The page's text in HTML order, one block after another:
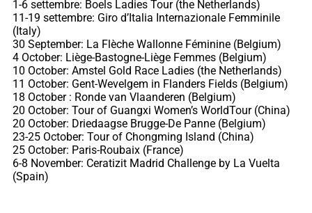
1-6 settembre: Boels Ladies Tour (the Netherlands)
11-19 settembre: Giro d’Italia Internazionale Femminile
(Italy)
30 September: La Flèche Wallonne Féminine (Belgium)
4 October: Liège-Bastogne-Liège Femmes (Belgium)
10 October: Amstel Gold Race Ladies (the Netherlands)
11 October: Gent-Wevelgem in Flanders Fields (Belgium)
18 October : Ronde van Vlaanderen (Belgium)
20 October: Tour of Guangxi Women’s WorldTour (China)
20 October: Driedaagse Brugge-De Panne (Belgium)
23-25 October: Tour of Chongming Island (China)
25 October: Paris-Roubaix (France)
6-8 November: Ceratizit Madrid Challenge by La Vuelta
(Spain)